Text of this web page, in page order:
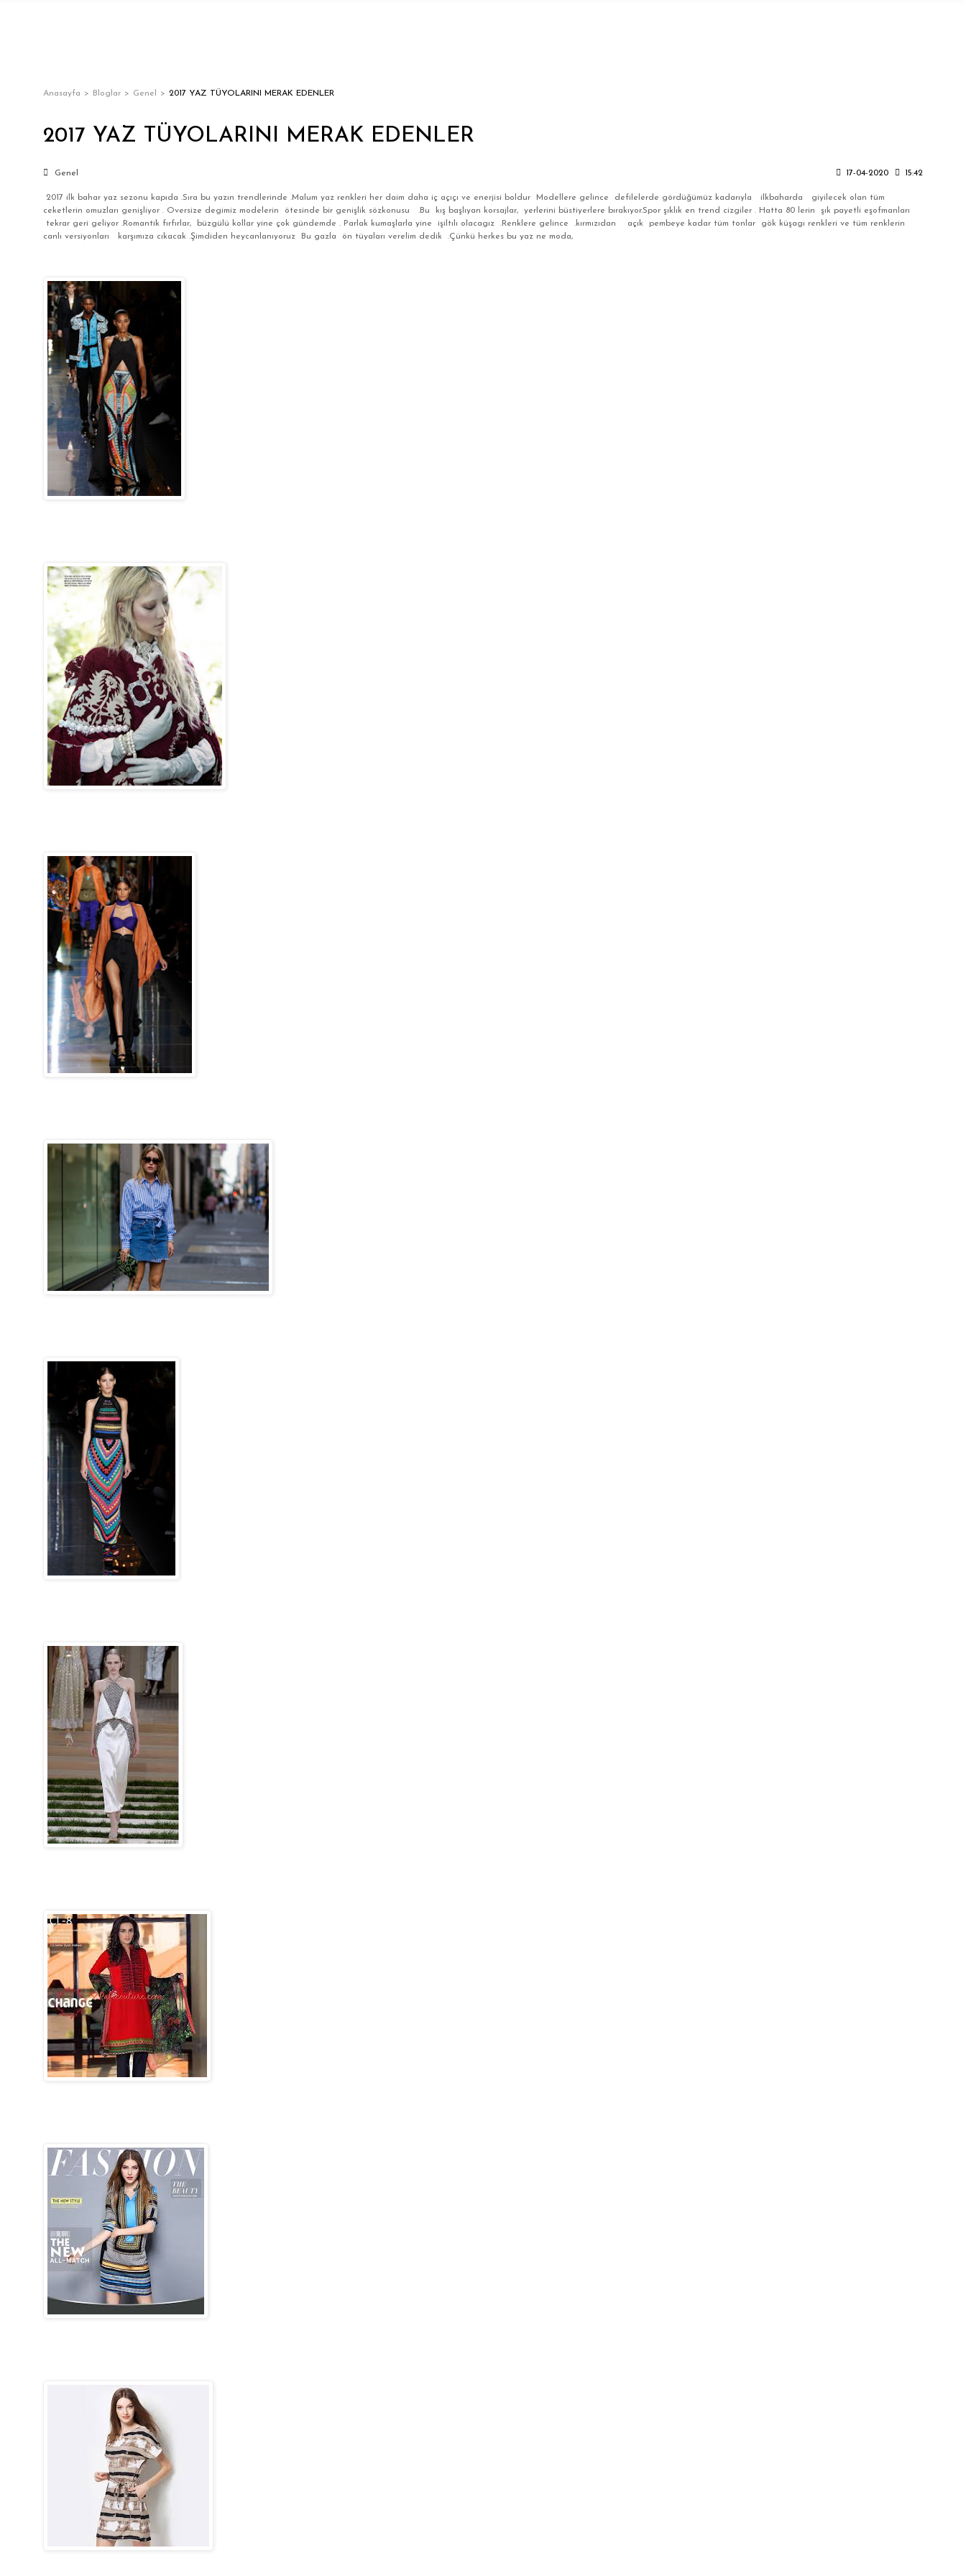
Anasayfa Bloglar Genel 2017 YAZ TÜYOLARINI MERAK EDENLER
2017 YAZ TÜYOLARINI MERAK EDENLER
Genel 17-04-2020 15:42
2017 ilk bahar yaz sezonu kapıda .Sıra bu yazın trendlerinde .Malum yaz renkleri her daim daha iç açıçı ve enerjisi boldur Modellere gelince defilelerde gördüğümüz kadarıyla ilkbaharda giyilecek olan tüm
ceketlerin omuzları genişliyor . Oversize degimiz modelerin ötesinde bir genişlik sözkonusu .Bu kış başlıyan korsajlar, yerlerini büstiyerlere bırakıyor.Spor şıklık en trend cizgiler . Hatta 80 lerin şık payetli eşofmanları
tekrar geri geliyor .Romantik fırfırlar, büzgülü kollar yine çok gündemde . Parlak kumaşlarla yine işiltılı olacagız .Renklere gelince .kırmızıdan açık pembeye kadar tüm tonlar gök küşagı renkleri ve tüm renklerin
canlı versiyonları karşımıza cıkacak .Şimdiden heycanlanıyoruz Bu gazla ön tüyaları verelim dedik .Çünkü herkes bu yaz ne moda,